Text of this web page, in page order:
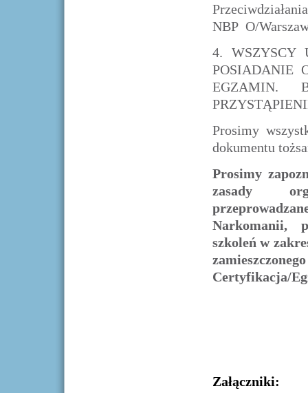
NBP O/
4. WSZYSCY
POSIADANIE
EGZAMIN.
Prosimy
dokumentu
Prosimy
zasady
Narkomanii,
szkoleń w
Certyfikacja/
Załączniki: